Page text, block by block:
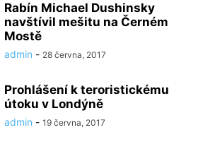
Rabín Michael Dushinsky
navštívil mešitu na Černém
Mostě
admin - 28 června, 2017
Prohlášení k teroristickému
útoku v Londýně
admin - 19 června, 2017